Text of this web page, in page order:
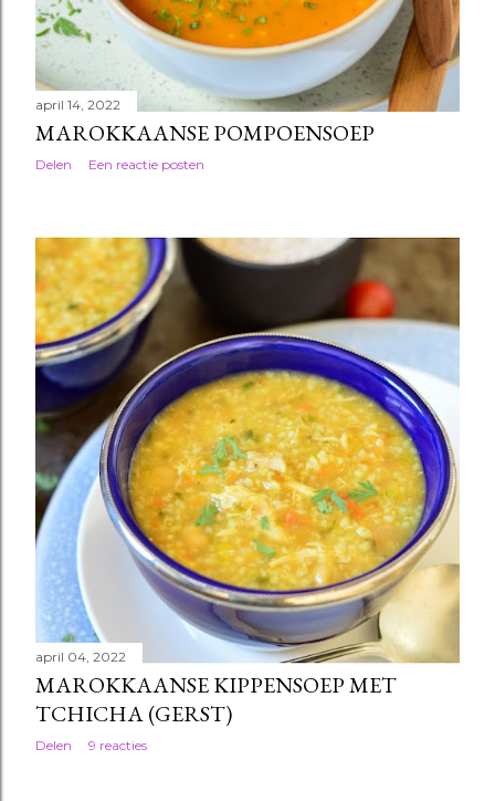
april 14, 2022
MAROKKAANSE POMPOENSOEP
Delen Een reactie posten
april 04, 2022
MAROKKAANSE KIPPENSOEP MET
TCHICHA (GERST)
Delen 9 reacties